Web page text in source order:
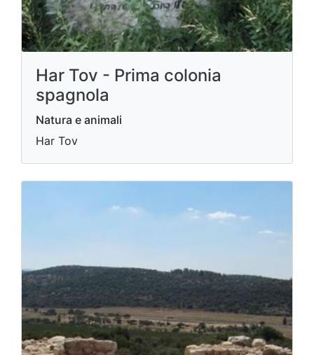
Har Tov - Prima colonia
spagnola
Natura e animali
Har Tov